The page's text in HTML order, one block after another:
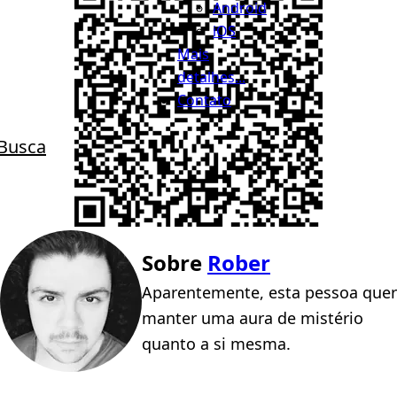
Android
iOS
Mais
detalhes...
Contato
Sobre Rober
Aparentemente, esta pessoa quer
manter uma aura de mistério
quanto a si mesma.